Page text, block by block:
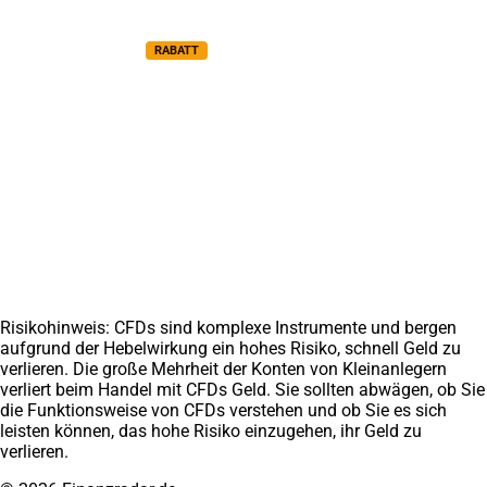
RABATT
Risikohinweis: CFDs sind komplexe Instrumente und bergen
aufgrund der Hebelwirkung ein hohes Risiko, schnell Geld zu
verlieren. Die große Mehrheit der Konten von Kleinanlegern
verliert beim Handel mit CFDs Geld. Sie sollten abwägen, ob Sie
die Funktionsweise von CFDs verstehen und ob Sie es sich
leisten können, das hohe Risiko einzugehen, ihr Geld zu
verlieren.